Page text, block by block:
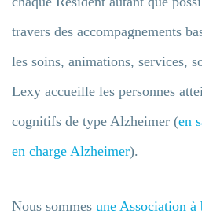
travers des accompagnements
les soins, animations, services,
Lexy accueille les personnes
cognitifs de type Alzheimer (en
en charge Alzheimer).
Nous sommes une Association